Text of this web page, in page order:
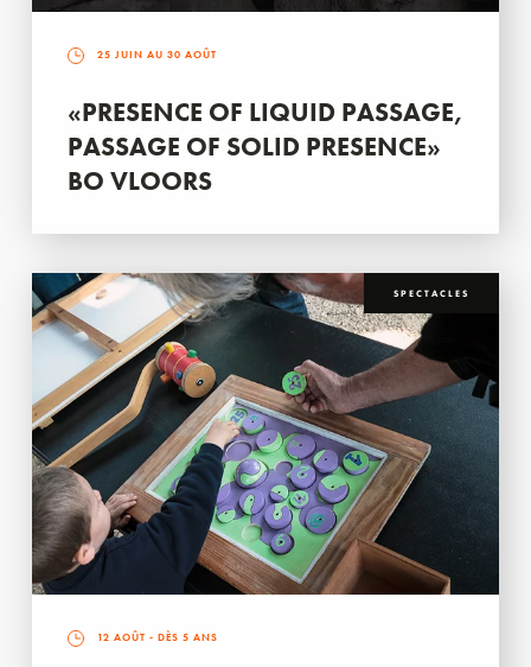
25 JUIN AU 30 AOÛT
«PRESENCE OF LIQUID PASSAGE,
PASSAGE OF SOLID PRESENCE»
BO VLOORS
SPECTACLES
12 AOÛT - DÈS 5 ANS